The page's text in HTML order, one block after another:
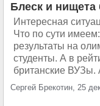
Блеск и нищета
Интересная
Что по сути
результаты на
студенты. А в
британские ВУЗы.
Сергей Брекотин, 25